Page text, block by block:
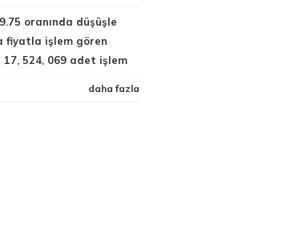
oranında düşüşle
fiyatla işlem gören
17, 524, 069 adet işlem
daha fazla